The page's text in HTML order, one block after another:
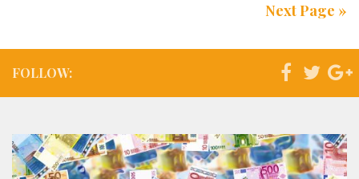
Next Page »
FOLLOW: